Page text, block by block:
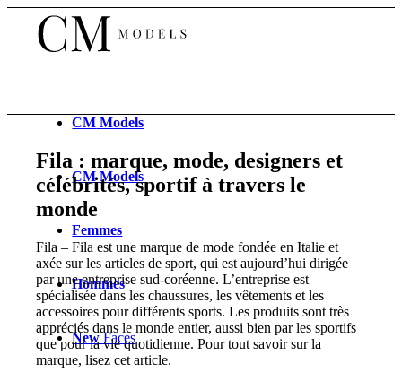
CM Models
CMModels
Femmes
Hommes
NewFaces
Fila : marque, mode, designers et
célébrités, sportif à travers le
monde
Fila – Fila est une marque de mode fondée en Italie et
axée sur les articles de sport, qui est aujourd’hui dirigée
par une entreprise sud-coréenne. L’entreprise est
spécialisée dans les chaussures, les vêtements et les
accessoires pour différents sports. Les produits sont très
appréciés dans le monde entier, aussi bien par les sportifs
que pour la vie quotidienne. Pour tout savoir sur la
marque, lisez cet article.